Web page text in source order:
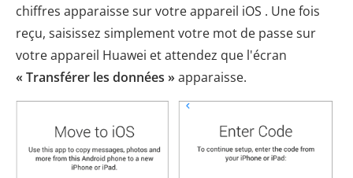
chiffres apparaisse sur votre appareil iOS . Une fois
reçu, saisissez simplement votre mot de passe sur
votre appareil Huawei et attendez que l'écran
« Transférer les données »apparaisse.